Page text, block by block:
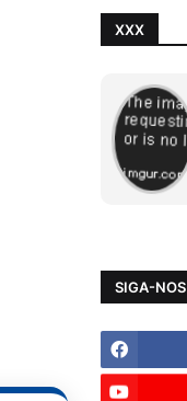
XXX
SIGA-NOS